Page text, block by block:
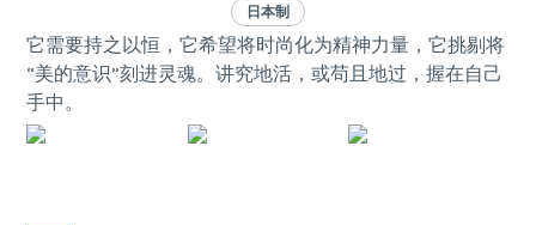
日本制
它需要持之以恒，它希望将时尚化为精神力量，它挑剔将
“美的意识”刻进灵魂。讲究地活，或苟且地过，握在自己
手中。